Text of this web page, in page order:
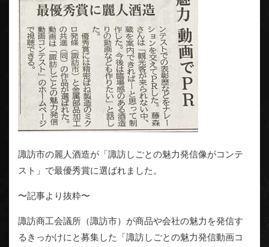
諏訪市の麗人酒造が「諏訪しごとの魅力発信像がコンテ
スト」で最優秀賞に選ばれました。
〜記事より抜粋〜
諏訪商工会議所（諏訪市）が商品や会社の魅力を発信す
るきっかけにと募集した「諏訪しごとの魅力発信動画コ